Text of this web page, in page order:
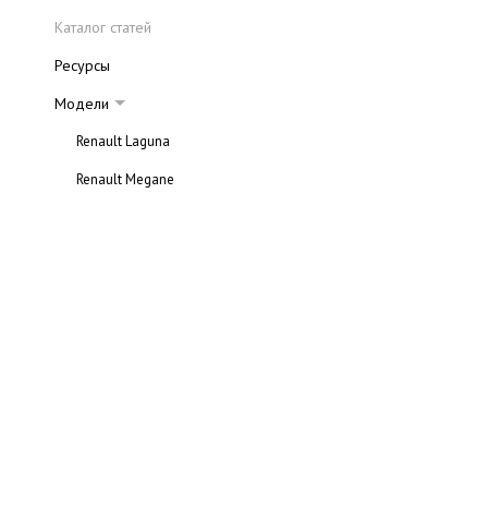
Каталог статей
Ресурсы
Модели
Renault Laguna
Renault Megane